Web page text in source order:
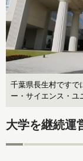
千葉県長生村ですで
ー・サイエンス・ユ
大学を継続運